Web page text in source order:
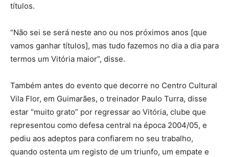
títulos.
“Não sei se será neste ano ou nos próximos anos [que
vamos ganhar títulos], mas tudo fazemos no dia a dia para
termos um Vitória maior”, disse.
Também antes do evento que decorre no Centro Cultural
Vila Flor, em Guimarães, o treinador Paulo Turra, disse
estar “muito grato” por regressar ao Vitória, clube que
representou como defesa central na época 2004/05, e
pediu aos adeptos para confiarem no seu trabalho,
quando ostenta um registo de um triunfo, um empate e